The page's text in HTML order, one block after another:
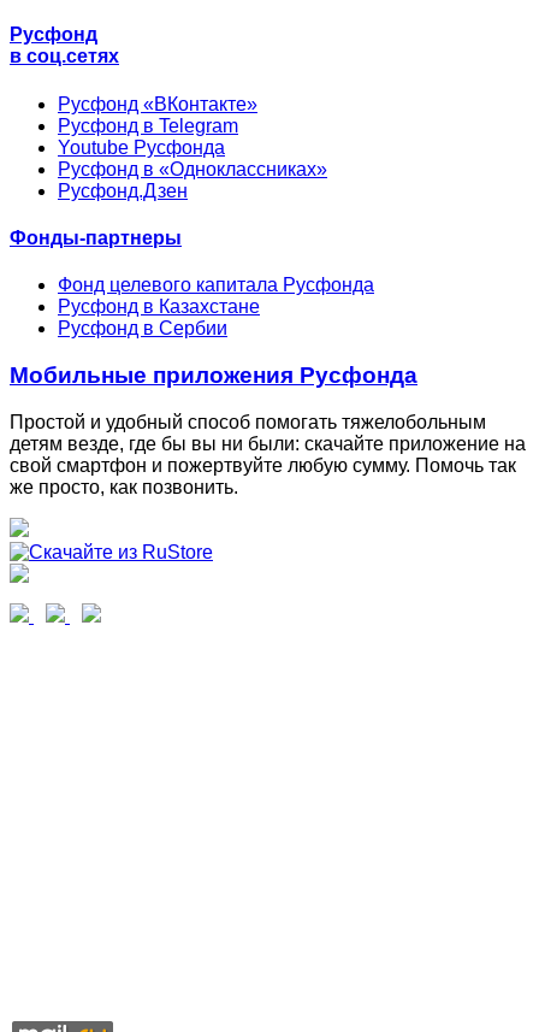
Русфонд
в соц.сетях
Русфонд «ВКонтакте»
Русфонд в Telegram
Youtube Русфонда
Русфонд в «Одноклассниках»
Русфонд.Дзен
Фонды-партнеры
Фонд целевого капитала Русфонда
Русфонд в Казахстане
Русфонд в Сербии
Мобильные приложения Русфонда
Простой и удобный способ помогать тяжелобольным
детям везде, где бы вы ни были: скачайте приложение на
свой смартфон и пожертвуйте любую сумму. Помочь так
же просто, как позвонить.